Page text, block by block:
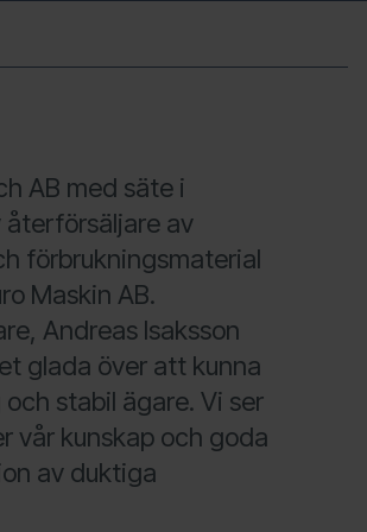
AB med säte i
återförsäljare av
förbrukningsmaterial
Maskin AB.
Andreas Isaksson
glada över att kunna
stabil ägare. Vi ser
vår kunskap och goda
av duktiga